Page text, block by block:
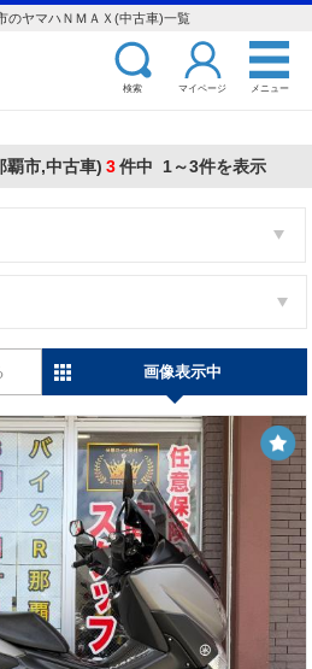
のヤマハＮＭＡＸ(中古車)一覧
検索 マイページ メニュー
覇市,中古車) 3件中 1～3件を表示
画像表示中